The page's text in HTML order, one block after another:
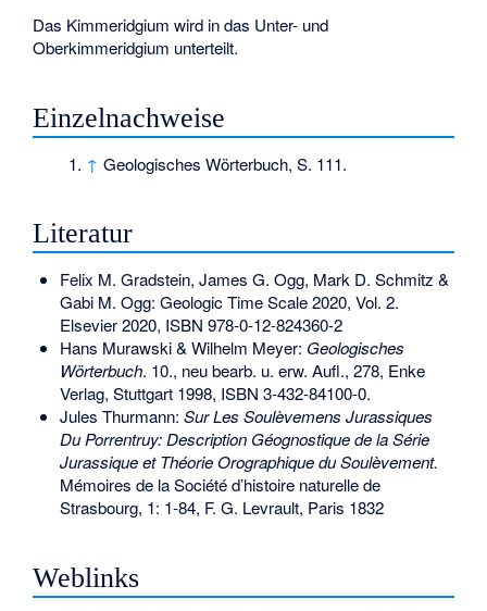
Das Kimmeridgium wird in das Unter- und
Oberkimmeridgium unterteilt.
Einzelnachweise
↑ Geologisches Wörterbuch, S. 111.
Literatur
Felix M. Gradstein, James G. Ogg, Mark D. Schmitz &
Gabi M. Ogg: Geologic Time Scale 2020, Vol. 2.
Elsevier 2020, ISBN 978-0-12-824360-2
Hans Murawski & Wilhelm Meyer: Geologisches
Wörterbuch. 10., neu bearb. u. erw. Aufl., 278, Enke
Verlag, Stuttgart 1998, ISBN 3-432-84100-0.
Jules Thurmann: Sur Les Soulèvemens Jurassiques
Du Porrentruy: Description Géognostique de la Série
Jurassique et Théorie Orographique du Soulèvement.
Mémoires de la Société d’histoire naturelle de
Strasbourg, 1: 1-84, F. G. Levrault, Paris 1832
Weblinks